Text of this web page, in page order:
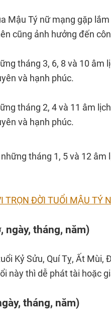
Mậu Tý nữ mạng gặp
cũng ảnh hưởng đến
tháng 3, 6, 8 và 10 âm
và hạnh phúc.
tháng 2, 4 và 11 âm
và hạnh phúc.
tháng 1, 5 và 12
TRỌN ĐỜI TUỔI MẬU TÝ
ngày, tháng, năm)
Kỷ Sửu, Quí Tỵ, Ất
này thì dễ phát tài hoặc
tháng, năm)